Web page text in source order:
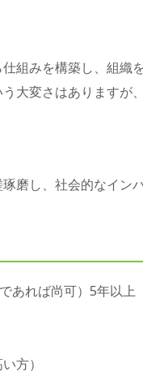
組みを構築し、組織
大変さはありますが
磨し、社会的なイン
あれば尚可）5年以上
方）